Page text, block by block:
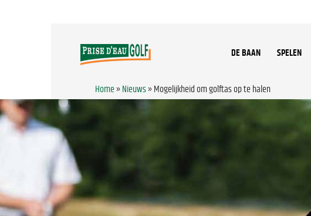
DE BAAN SPELEN
Home» Nieuws» Mogelijkheid om golftas op te halen